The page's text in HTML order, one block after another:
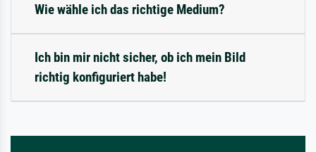
Wie wähle ich das richtige Medium?
Ich bin mir nicht sicher, ob ich mein Bild
richtig konfiguriert habe!